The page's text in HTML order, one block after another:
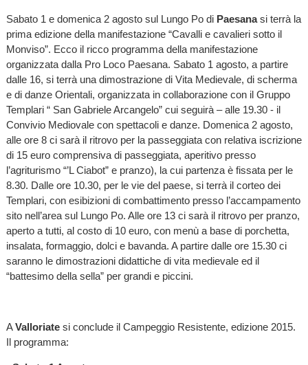
Sabato 1 e domenica 2 agosto sul Lungo Po di Paesanasi terrà la
prima edizione della manifestazione “Cavalli e cavalieri sotto il
Monviso”. Ecco il ricco programma della manifestazione
organizzata dalla Pro Loco Paesana. Sabato 1 agosto, a partire
dalle 16, si terrà una dimostrazione di Vita Medievale, di scherma
e di danze Orientali, organizzata in collaborazione con il Gruppo
Templari “ San Gabriele Arcangelo” cui seguirà – alle 19.30 - il
Convivio Mediovale con spettacoli e danze. Domenica 2 agosto,
alle ore 8 ci sarà il ritrovo per la passeggiata con relativa iscrizione
di 15 euro comprensiva di passeggiata, aperitivo presso
l’agriturismo “’L Ciabot” e pranzo), la cui partenza è fissata per le
8.30. Dalle ore 10.30, per le vie del paese, si terrà il corteo dei
Templari, con esibizioni di combattimento presso l’accampamento
sito nell’area sul Lungo Po. Alle ore 13 ci sarà il ritrovo per pranzo,
aperto a tutti, al costo di 10 euro, con menù a base di porchetta,
insalata, formaggio, dolci e bavanda. A partire dalle ore 15.30 ci
saranno le dimostrazioni didattiche di vita medievale ed il
“battesimo della sella” per grandi e piccini.
AValloriatesi conclude il Campeggio Resistente, edizione 2015.
Il programma: